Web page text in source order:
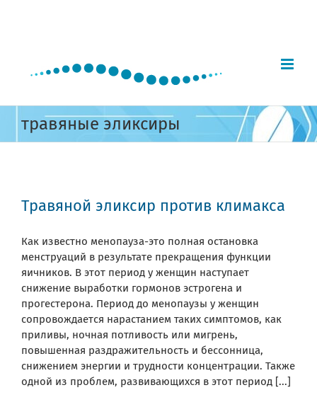
травяные эликсиры
Травяной эликсир против климакса
Как известно менопауза-это полная остановка
менструаций в результате прекращения функции
яичников. В этот период у женщин наступает
снижение выработки гормонов эстрогена и
прогестерона. Период до менопаузы у женщин
сопровождается нарастанием таких симптомов, как
приливы, ночная потливость или мигрень,
повышенная раздражительность и бессонница,
снижением энергии и трудности концентрации. Также
одной из проблем, развивающихся в этот период [...]